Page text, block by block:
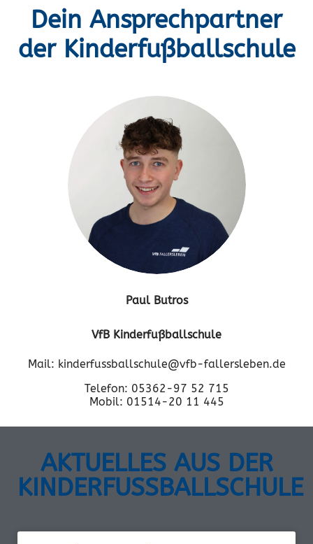
Dein Ansprechpartner
der Kinderfußballschule
Paul Butros
VfB Kinderfußballschule
Mail: kinderfussballschule@vfb-fallersleben.de
Telefon: 05362-97 52 715
Mobil: 01514-20 11 445
AKTUELLES AUS DER
KINDERFUSSBALLSCHULE